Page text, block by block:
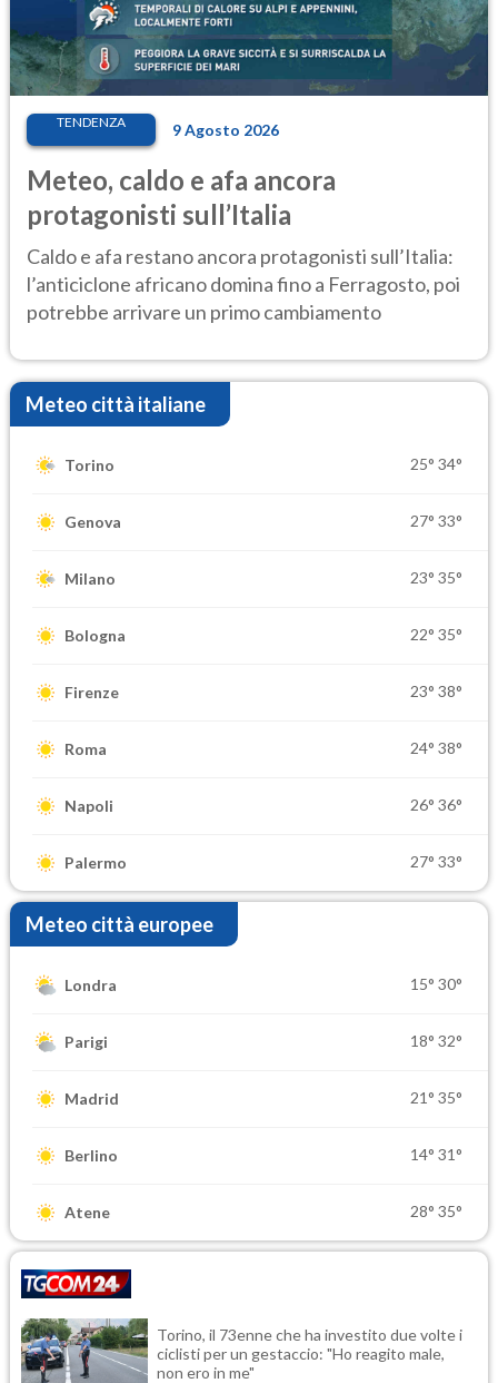
TENDENZA 9 Agosto 2026
Meteo, caldo e afa ancora
protagonisti sull’Italia
Caldo e afa restano ancora protagonisti sull’Italia:
l’anticiclone africano domina fino a Ferragosto, poi
potrebbe arrivare un primo cambiamento
Meteo città italiane
Torino 25° 34°
Genova 27° 33°
Milano 23° 35°
Bologna 22° 35°
Firenze 23° 38°
Roma 24° 38°
Napoli 26° 36°
Palermo 27° 33°
Meteo città europee
Londra 15° 30°
Parigi 18° 32°
Madrid 21° 35°
Berlino 14° 31°
Atene 28° 35°
Torino, il 73enne che ha investito due volte i
ciclisti per un gestaccio: "Ho reagito male,
non ero in me"